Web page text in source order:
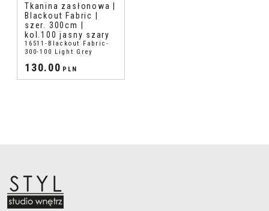
Tkanina zasłonowa |
Blackout Fabric |
szer. 300cm |
kol.100 jasny szary
16511-Blackout Fabric-
300-100 Light Grey
130.00 PLN